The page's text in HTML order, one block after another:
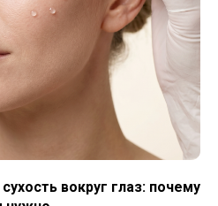
вокруг глаз: почему